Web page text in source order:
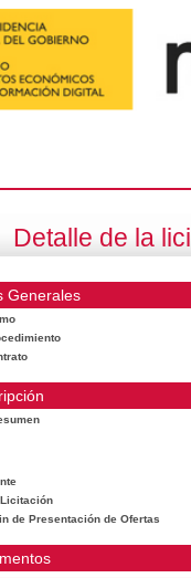
Detalle de la
Generales
de Presentación de Ofertas